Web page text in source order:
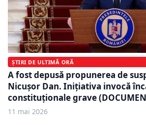
ȘTIRI DE ULTIMĂ ORĂ
A fost depusă propunerea de
Nicușor Dan. Inițiativa invocă
constituționale grave
11 mai 2026